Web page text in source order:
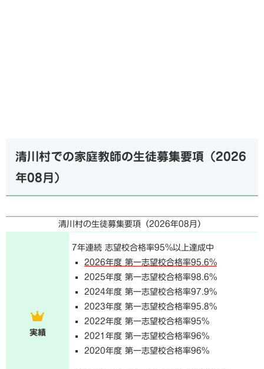
清川村での家庭教師の生徒募集要項（2026
年08月）
清川村の生徒募集要項（2026年08月 ）
実績
7年連続 志望校合格率95%以上達成中
2026年度 第一志望校合格率95.6%
2025年度 第一志望校合格率98.6%
2024年度 第一志望校合格率97.9%
2023年度 第一志望校合格率95.8%
2022年度 第一志望校合格率95%
2021年度 第一志望校合格率96%
2020年度 第一志望校合格率96%